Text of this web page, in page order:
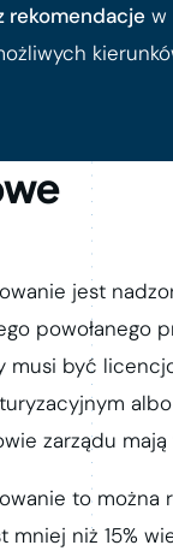
rekomendacje w
jest
powołanego
musi być
zarządu
to można
mniej niż 15%